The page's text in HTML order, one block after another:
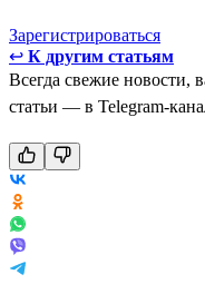
Зарегистрироваться
↩ К другим статьям
Всегда свежие новости,
статьи — в Telegram-